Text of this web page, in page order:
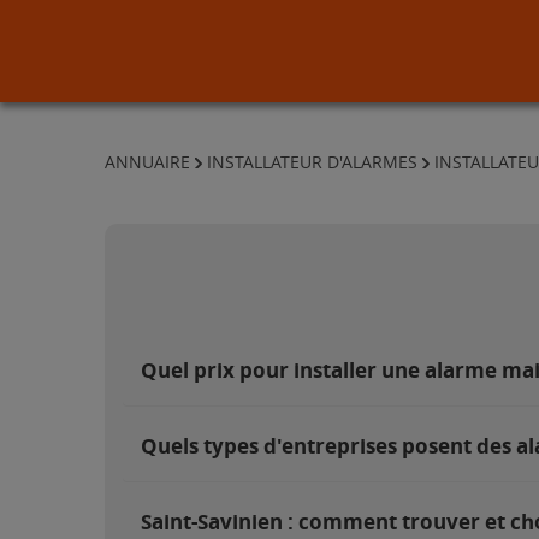
ANNUAIRE INSTALLATEUR D'ALARMES
Quel prix pour installer une alarme
Quels types d'entreprises posent des
Saint-Savinien : comment trouver et